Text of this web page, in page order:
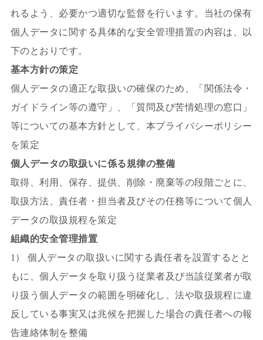
れるよう、必要かつ適切な監督を行います。当社の保有
個人データに関する具体的な安全管理措置の内容は、以
下のとおりです。
基本方針の策定
個人データの適正な取扱いの確保のため、「関係法令・
ガイドライン等の遵守」、「質問及び苦情処理の窓口」
等についての基本方針として、本プライバシーポリシー
を策定
個人データの取扱いに係る規律の整備
取得、利用、保存、提供、削除・廃棄等の段階ごとに、
取扱方法、責任者・担当者及びその任務等について個人
データの取扱規程を策定
組織的安全管理措置
1） 個人データの取扱いに関する責任者を設置するとと
もに、個人データを取り扱う従業者及び当該従業者が取
り扱う個人データの範囲を明確化し、法や取扱規程に違
反している事実又は兆候を把握した場合の責任者への報
告連絡体制を整備